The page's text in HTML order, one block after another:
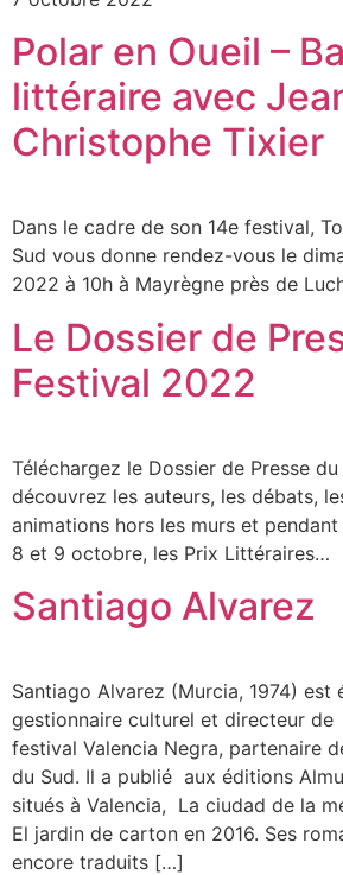
Polar en Oueil –
littéraire avec
Christophe Tixier
Dans le cadre de son 14e festival,
Sud vous donne rendez-vous le
2022 à 10h à Mayrègne près de
Le Dossier de
Festival 2022
Téléchargez le Dossier de Presse
découvrez les auteurs, les débats,
animations hors les murs et
8 et 9 octobre, les Prix Littéraires…
Santiago Alvarez
Santiago Alvarez (Murcia, 1974) est
gestionnaire culturel et directeur
festival Valencia Negra, partenaire
du Sud. Il a publié aux éditions
situés à Valencia, La ciudad de la
El jardin de carton en 2016. Ses
encore traduits […]